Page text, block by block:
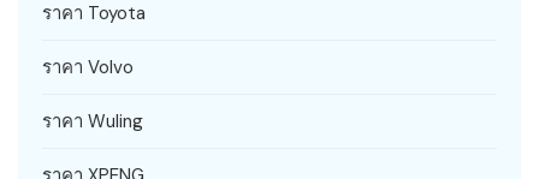
ราคา Toyota
ราคา Volvo
ราคา Wuling